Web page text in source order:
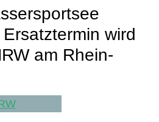
wird
am Rhein-